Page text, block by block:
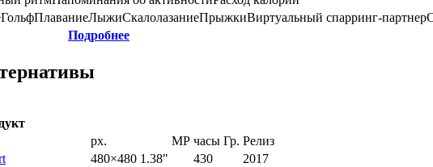
ГольфПлаваниеЛыжиСкалолазаниеПрыжкиВиртуальный спарринг-партнер
Подробнее
px. MP часы Гр. Релиз
480×480 1.38" 430
2017